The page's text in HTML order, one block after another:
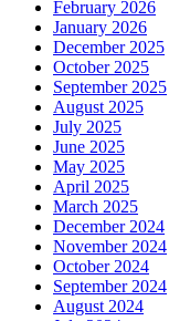
February 2026
January 2026
December 2025
October 2025
September 2025
August 2025
July 2025
June 2025
May 2025
April 2025
March 2025
December 2024
November 2024
October 2024
September 2024
August 2024